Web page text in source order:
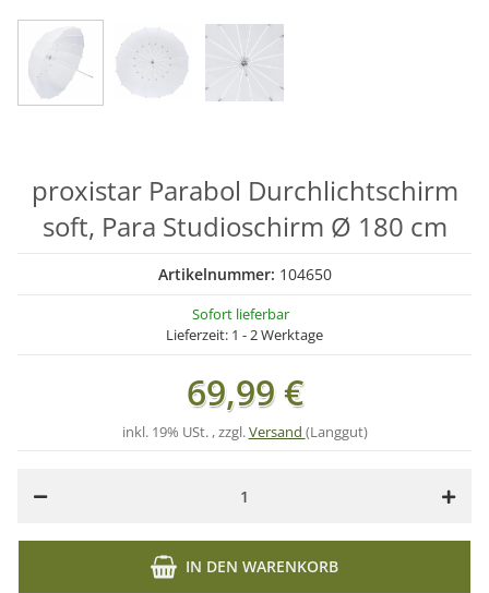
proxistar Parabol Durchlichtschirm
soft, Para Studioschirm Ø 180 cm
Artikelnummer: 104650
Sofort lieferbar
Lieferzeit: 1 - 2 Werktage
69,99 €
inkl. 19% USt. , zzgl.Versand (Langgut)
IN DEN WARENKORB